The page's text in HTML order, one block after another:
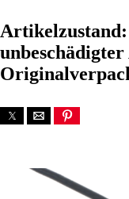
Artikelzustand: